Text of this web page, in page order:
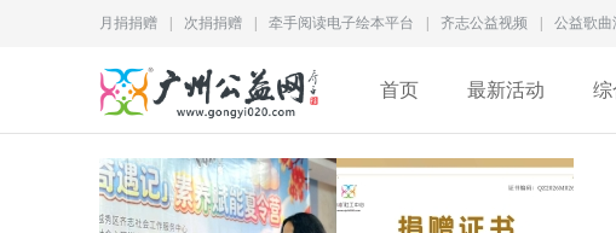
月捐捐赠 次捐捐赠 牵手阅读电子绘本平台 齐志公益视频 公益歌曲
首页 最新活动 综